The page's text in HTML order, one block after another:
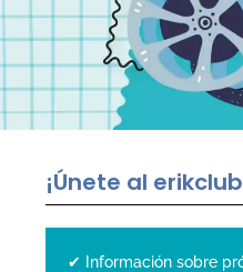
¡Únete al
✔ Información sobre